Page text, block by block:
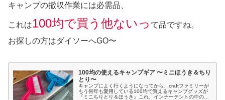
キャンプの撤収作業には必需品、
これは100均で買う他ないっ て品ですね。
お探しの方はダイソーへGO〜
100均の使えるキャンプギア 〜ミニほうき＆ちり
とり〜
キャンプによく行くようになってから、craftファミリーが
もう何年も愛用している100均で買えるキャンプグッズが
『ミニちりとり＆ほうき』これ、インナーテントの中の掃